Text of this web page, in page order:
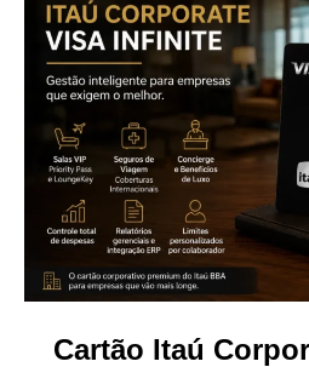
Cartão Itaú